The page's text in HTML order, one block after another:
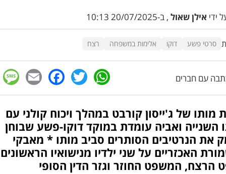
ידי אילן שאול , ב-20/07/2025 10:13
סרטי פשע דוקו אלימות במשפחה רצח
עם חברים WhatsApp
Twitter
מותו של ג'ייסון קורבט במהלך ויכוח קולני עם
השנייה ואביה עומדת במוקד דוקו-פשע שבוחן
את הנרטיבים הסותרים סביב מותו * מאבקי
האכזריים על שני ילדיו מנישואיו
הרצח, המשפט החוזר וגזר הדין הסופי